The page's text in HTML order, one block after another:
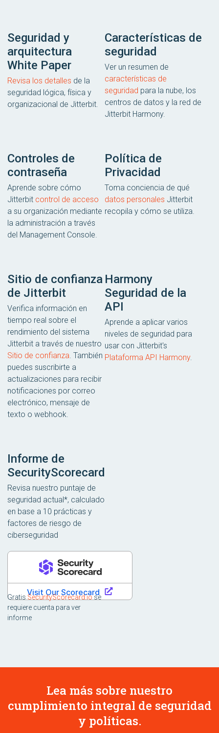
Seguridad y
arquitectura
White Paper
Revisa los detalles de la
seguridad lógica, física y
organizacional de Jitterbit.
Características de
seguridad
Ver un resumen de
características de
seguridad para la nube, los
centros de datos y la red de
Jitterbit Harmony.
Controles de
contraseña
Aprende sobre cómo
Jitterbit control de acceso
a su organización mediante
la administración a través
del Management Console.
Política de
Privacidad
Toma conciencia de qué
datos personales Jitterbit
recopila y cómo se utiliza.
Sitio de confianza
de Jitterbit
Verifica información en
tiempo real sobre el
rendimiento del sistema
Jitterbit a través de nuestro
Sitio de confianza . También
puedes suscribirte a
actualizaciones para recibir
notificaciones por correo
electrónico, mensaje de
texto o webhook.
Harmony
Seguridad de la
API
Aprende a aplicar varios
niveles de seguridad para
usar con Jitterbit's
Plataforma API Harmony.
Informe de
SecurityScorecard
Revisa nuestro puntaje de
seguridad actual*, calculado
en base a 10 prácticas y
factores de riesgo de
ciberseguridad
Gratis SecurityScorecard.iose
requiere cuenta para ver
informe
Lea más sobre nuestro
cumplimiento integral de seguridad
y políticas.